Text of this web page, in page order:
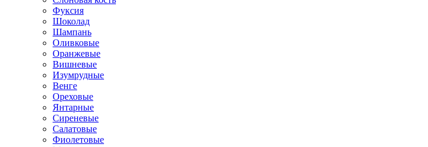
Фуксия
Шоколад
Шампань
Оливковые
Оранжевые
Вишневые
Изумрудные
Венге
Ореховые
Янтарные
Сиреневые
Салатовые
Фиолетовые